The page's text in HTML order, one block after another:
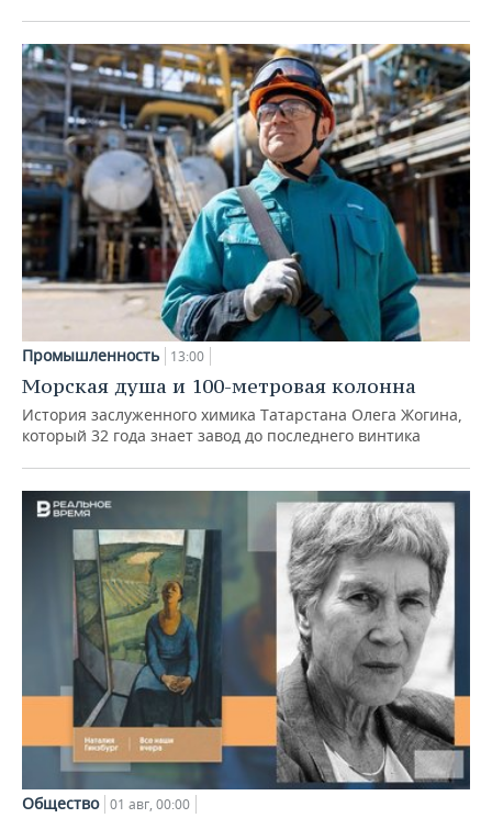
Промышленность 13:00
Морская душа и 100-метровая колонна
История заслуженного химика Татарстана Олега Жогина,
который 32 года знает завод до последнего винтика
Общество 01 авг, 00:00